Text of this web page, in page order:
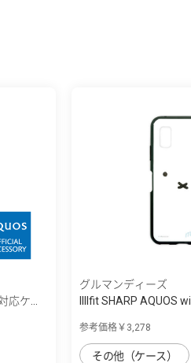
応ケ...
グルマンディーズ
IIIIfit SHARP AQUOS
参考価格￥3,278
その他（ケース）